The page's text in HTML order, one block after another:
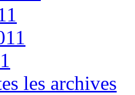
les archives